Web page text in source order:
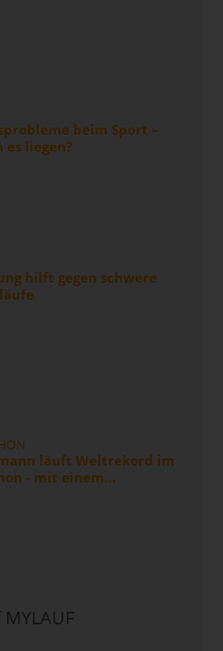
beim Sport –
es liegen?
hilft gegen schwere
läuft Weltrekord im
- mit einem